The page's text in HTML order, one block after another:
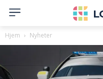
Hjem Nyheter